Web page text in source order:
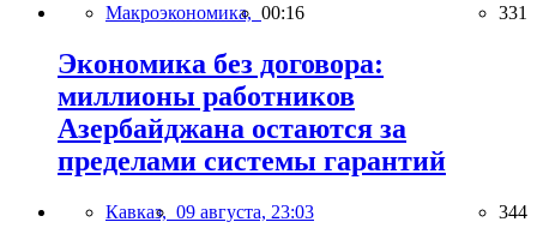
Макроэкономика, 00:16 331
Экономика без договора:
миллионы работников
Азербайджана остаются за
пределами системы гарантий
Кавказ, 09 августа, 23:03 344